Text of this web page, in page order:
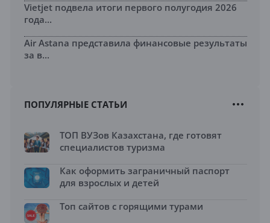
Vietjet подвела итоги первого полугодия 2026
года...
Air Astana представила финансовые результаты
за в...
ПОПУЛЯРНЫЕ СТАТЬИ
ТОП ВУЗов Казахстана, где готовят
специалистов туризма
Как оформить заграничный паспорт
для взрослых и детей
Топ сайтов с горящими турами